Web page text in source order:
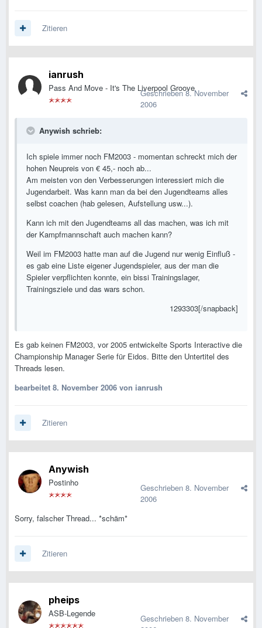
Zitieren
ianrush
Pass And Move - It's The Liverpool Groove
Geschrieben8. November
2006
Anywish schrieb:
Ich spiele immer noch FM2003 - momentan schreckt mich der
hohen Neupreis von € 45,- noch ab...
Am meisten von den Verbesserungen interessiert mich die
Jugendarbeit. Was kann man da bei den Jugendteams alles
selbst coachen (hab gelesen, Aufstellung usw...).
Kann ich mit den Jugendteams all das machen, was ich mit
der Kampfmannschaft auch machen kann?
Weil im FM2003 hatte man auf die Jugend nur wenig Einfluß -
es gab eine Liste eigener Jugendspieler, aus der man die
Spieler verpflichten konnte, ein bissi Trainingslager,
Trainingsziele und das wars schon.
1293303[/snapback]
Es gab keinen FM2003, vor 2005 entwickelte Sports Interactive die
Championship Manager Serie für Eidos. Bitte den Untertitel des
Threads lesen.
bearbeitet 8. November 2006 von ianrush
Zitieren
Anywish
Postinho Geschrieben 8. November
2006
Sorry, falscher Thread... *schäm*
Zitieren
pheips
ASB-Legende Geschrieben 8. November